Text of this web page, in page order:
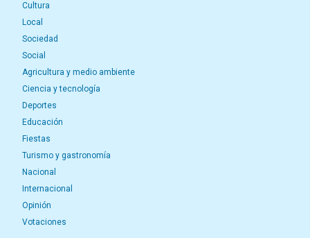
Cultura
Local
Sociedad
Social
Agricultura y medio ambiente
Ciencia y tecnología
Deportes
Educación
Fiestas
Turismo y gastronomía
Nacional
Internacional
Opinión
Votaciones